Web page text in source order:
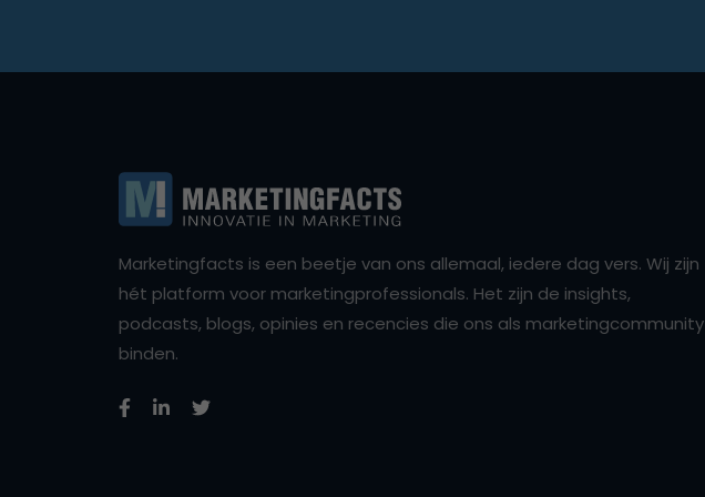
Marketingfacts is een beetje van ons allemaal, iedere dag vers. Wij zijn
hét platform voor marketingprofessionals. Het zijn de insights,
podcasts, blogs, opinies en recencies die ons als marketingcommunity
binden.